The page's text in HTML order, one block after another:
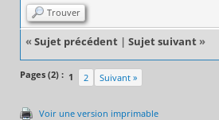
Trouver
« Sujet précédent | Sujet suivant »
Pages (2) : 1 2 Suivant »
Voir une version imprimable